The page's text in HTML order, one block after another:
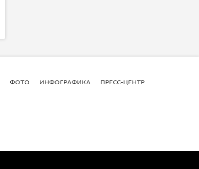
ФОТО ИНФОГРАФИКА ПРЕСС-ЦЕНТР